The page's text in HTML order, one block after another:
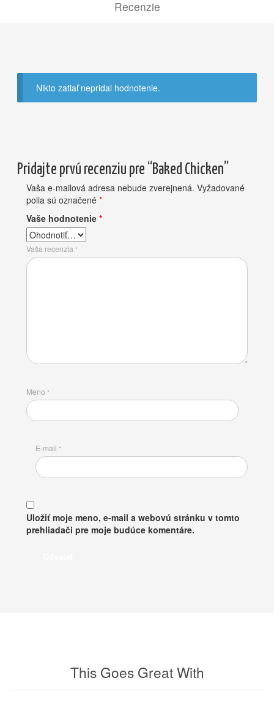
Recenzie
Nikto zatiaľ nepridal hodnotenie.
Pridajte prvú recenziu pre “Baked Chicken”
Vaša e-mailová adresa nebude zverejnená. Vyžadované
polia sú označené *
Vaše hodnotenie *
Vaša recenzia *
Meno *
E-mail *
Uložiť moje meno, e-mail a webovú stránku v tomto
prehliadači pre moje budúce komentáre.
This Goes Great With